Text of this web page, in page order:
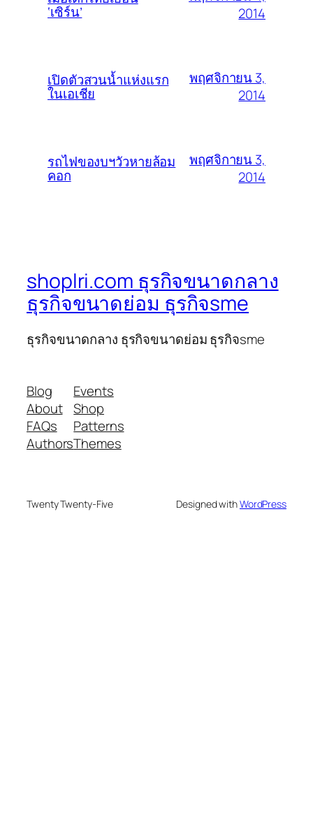
‘เซิร์น’
2014
เปิดตัวสวนน้ำแห่งแรก
ในเอเชีย
พฤศจิกายน 3,
2014
รถไฟของบฯวัวหายล้อม
คอก
พฤศจิกายน 3,
2014
shoplri.com ธุรกิจขนาดกลาง
ธุรกิจขนาดย่อม ธุรกิจsme
ธุรกิจขนาดกลาง ธุรกิจขนาดย่อม ธุรกิจsme
Blog
About
FAQs
Authors
Events
Shop
Patterns
Themes
Twenty Twenty-Five Designed withWordPress